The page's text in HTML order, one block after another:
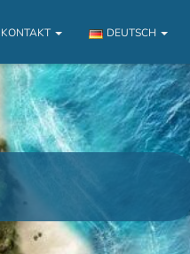
KONTAKT DEUTSCH